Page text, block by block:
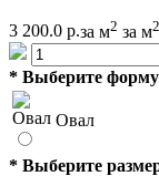
3 200.0 р.за м2 за м2
* Выберите
Овал
* Выберите